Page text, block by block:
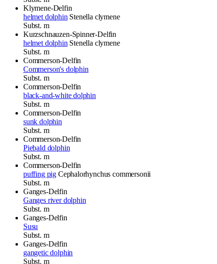
Klymene-Delfin
helmet dolphin Stenella clymene
Subst. m
Kurzschnauzen-Spinner-Delfin
helmet dolphin Stenella clymene
Subst. m
Commerson-Delfin
Commerson's dolphin
Subst. m
Commerson-Delfin
black-and-white dolphin
Subst. m
Commerson-Delfin
sunk dolphin
Subst. m
Commerson-Delfin
Piebald dolphin
Subst. m
Commerson-Delfin
puffing pig Cephalorhynchus commersonii
Subst. m
Ganges-Delfin
Ganges river dolphin
Subst. m
Ganges-Delfin
Susu
Subst. m
Ganges-Delfin
gangetic dolphin
Subst. m